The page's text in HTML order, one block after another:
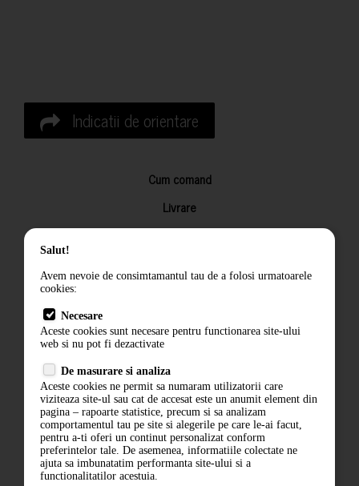
Indicatii de orientare
Cum comand
Livrare
Returnarea produselor
Termeni si conditii
Politica de confidentialitate
ANPC
Salut!
Avem nevoie de consimtamantul tau de a folosi urmatoarele
cookies:
Necesare
Aceste cookies sunt necesare pentru functionarea site-ului
web si nu pot fi dezactivate
De masurare si analiza
Aceste cookies ne permit sa numaram utilizatorii care
viziteaza site-ul sau cat de accesat este un anumit element din
pagina – rapoarte statistice, precum si sa analizam
comportamentul tau pe site si alegerile pe care le-ai facut,
pentru a-ti oferi un continut personalizat conform
preferintelor tale. De asemenea, informatiile colectate ne
ajuta sa imbunatatim performanta site-ului si a
functionalitatilor acestuia.